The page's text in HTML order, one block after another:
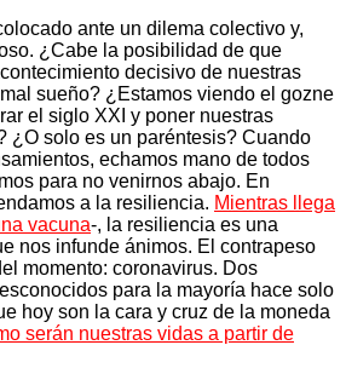
ante un dilema colectivo y,
¿Cabe la posibilidad de que
decisivo de nuestras
sueño? ¿Estamos viendo el gozne
el siglo XXI y poner nuestras
¿O solo es un paréntesis? Cuando
echamos mano de todos
para no venirnos abajo. En
a la resiliencia. Mientras llega
vacuna-, la resiliencia es una
nos infunde ánimos. El contrapeso
momento: coronavirus. Dos
para la mayoría hace solo
hoy son la cara y cruz de la moneda
serán nuestras vidas a partir de